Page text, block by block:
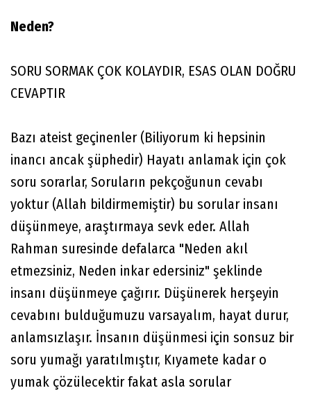
Neden?
SORU SORMAK ÇOK KOLAYDIR, ESAS OLAN DOĞRU
CEVAPTIR
Bazı ateist geçinenler (Biliyorum ki hepsinin
inancı ancak şüphedir) Hayatı anlamak için çok
soru sorarlar, Soruların pekçoğunun cevabı
yoktur (Allah bildirmemiştir) bu sorular insanı
düşünmeye, araştırmaya sevk eder. Allah
Rahman suresinde defalarca "Neden akıl
etmezsiniz, Neden inkar edersiniz" şeklinde
insanı düşünmeye çağırır. Düşünerek herşeyin
cevabını bulduğumuzu varsayalım, hayat durur,
anlamsızlaşır. İnsanın düşünmesi için sonsuz bir
soru yumağı yaratılmıştır, Kıyamete kadar o
yumak çözülecektir fakat asla sorular